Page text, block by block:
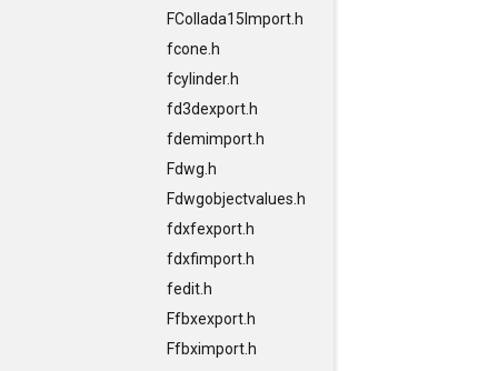
FCollada15Import.h
fcone.h
fcylinder.h
fd3dexport.h
fdemimport.h
Fdwg.h
Fdwgobjectvalues.h
fdxfexport.h
fdxfimport.h
fedit.h
Ffbxexport.h
Ffbximport.h